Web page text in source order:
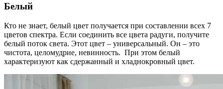
Белый
Кто не знает, белый цвет получается при составлении всех 7
цветов спектра. Если соединить все цвета радуги, получите
белый поток света. Этот цвет – универсальный. Он – это
чистота, целомудрие, невинность. При этом белый
характеризуют как сдержанный и хладнокровный цвет.